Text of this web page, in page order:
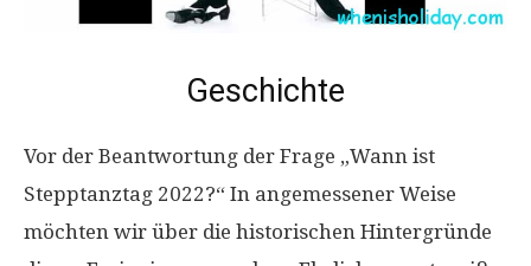
Geschichte
Vor der Beantwortung der Frage „Wann ist
Stepptanztag 2022?“ In angemessener Weise
möchten wir über die historischen Hintergründe